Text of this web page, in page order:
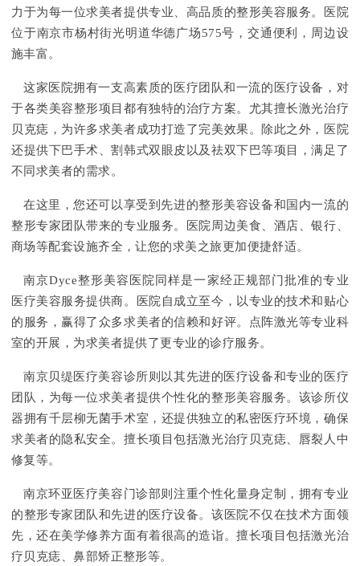
力于为每一位求美者提供专业、高品质的整形美容服务。医院
位于南京市杨村街光明道华德广场575号，交通便利，周边设
施丰富。
这家医院拥有一支高素质的医疗团队和一流的医疗设备，对
于各类美容整形项目都有独特的治疗方案。尤其擅长激光治疗
贝克痣，为许多求美者成功打造了完美效果。除此之外，医院
还提供下巴手术、割韩式双眼皮以及祛双下巴等项目，满足了
不同求美者的需求。
在这里，您还可以享受到先进的整形美容设备和国内一流的
整形专家团队带来的专业服务。医院周边美食、酒店、银行、
商场等配套设施齐全，让您的求美之旅更加便捷舒适。
南京Dyce整形美容医院同样是一家经正规部门批准的专业
医疗美容服务提供商。医院自成立至今，以专业的技术和贴心
的服务，赢得了众多求美者的信赖和好评。点阵激光等专业科
室的开展，为求美者提供了更专业的诊疗服务。
南京贝缇医疗美容诊所则以其先进的医疗设备和专业的医疗
团队，为每一位求美者提供个性化的整形美容服务。该诊所仪
器拥有千层柳无菌手术室，还提供独立的私密医疗环境，确保
求美者的隐私安全。擅长项目包括激光治疗贝克痣、唇裂人中
修复等。
南京环亚医疗美容门诊部则注重个性化量身定制，拥有专业
的整形专家团队和先进的医疗设备。该医院不仅在技术方面领
先，还在美学修养方面有着很高的造诣。擅长项目包括激光治
疗贝克痣、鼻部矫正整形等。